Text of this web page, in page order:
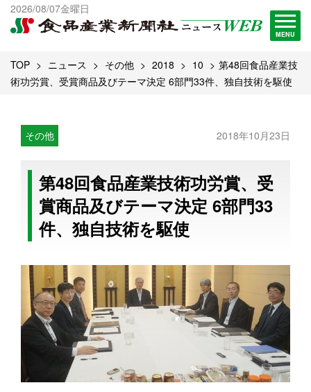
2026/08/07金曜日
MENU
出版物一覧へ
試読・購読申し込み
TOP ニュース その他 2018 10
第48回食品産業技
術功労賞、受賞商品及びテーマ決定 6部門33件、独自技術を駆使
その他 2018年10月23日
第48回食品産業技術功労賞、受
賞商品及びテーマ決定 6部門33
件、独自技術を駆使